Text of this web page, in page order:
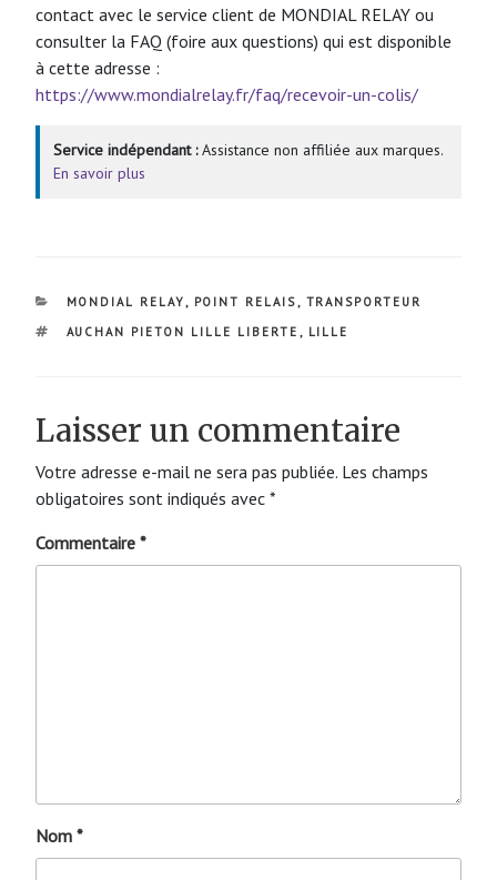
contact avec le service client de MONDIAL RELAY ou
consulter la FAQ (foire aux questions) qui est disponible
à cette adresse :
https://www.mondialrelay.fr/faq/recevoir-un-colis/
Service indépendant :Assistance non affiliée aux marques.
En savoir plus
CATÉGORIES
MONDIAL RELAY , POINT RELAIS , TRANSPORTEUR
ÉTIQUETTES
AUCHAN PIETON LILLE LIBERTE , LILLE
Laisser un commentaire
Votre adresse e-mail ne sera pas publiée. Les champs
obligatoires sont indiqués avec *
Commentaire *
Nom *